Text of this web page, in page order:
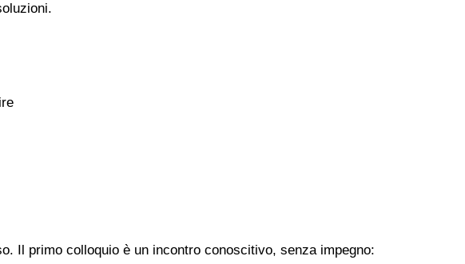
Il primo colloquio è un incontro conoscitivo, senza impegno: